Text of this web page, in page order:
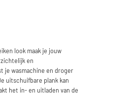
look maak je jouw
en
je wasmachine en droger
uitschuifbare plank kan
het in- en uitladen van de